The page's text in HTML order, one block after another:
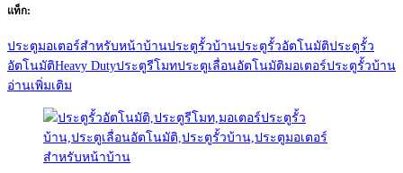
แท็ก:
ประตูมอเตอร์สำหรับหน้าบ้านประตูรั้วบ้านประตูรั้วอัตโนมัติประตูรั้ว
อัตโนมัติHeavy Dutyประตูรีโมทประตูเลื่อนอัตโนมัติมอเตอร์ประตูรั้วบ้าน
อ่านเพิ่มเติม